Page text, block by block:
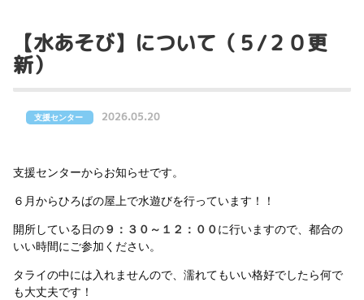
【水あそび】について（５/２０更
新）
支援センター 2026.05.20
支援センターからお知らせです。
６月からひろばの屋上で水遊びを行っています！！
開所している日の９：３０～１２：００に行いますので、都合の
いい時間にご参加ください。
タライの中には入れませんので、濡れてもいい格好でしたら何で
も大丈夫です！